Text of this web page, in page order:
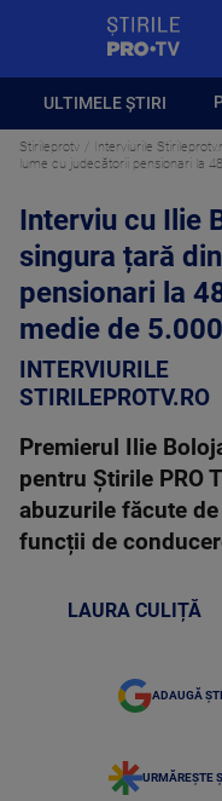
ULTIMELE ȘTIRI
Stirileprotv Interviurile
lume cu judecătorii pensionari la
Interviu cu Ilie
singura țară
pensionari la
medie de
INTERVIURILE
STIRILEPROTV.RO
Premierul Ilie
pentru Știrile PRO
abuzurile făcute
funcții de
LAURA CULIȚĂ
ADAUGĂ
URMĂREȘTE